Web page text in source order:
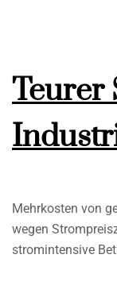
Teurer
Mehrkosten von
wegen
stromintensive